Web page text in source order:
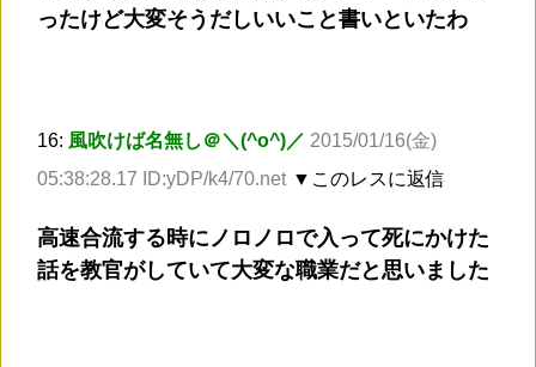
ったけど大変そうだしいいこと書いといたわ
16: 風吹けば名無し＠＼(^o^)／ 2015/01/16(金)
05:38:28.17 ID:yDP/k4/70.net ▼このレスに返信
高速合流する時にノロノロで入って死にかけた
話を教官がしていて大変な職業だと思いました